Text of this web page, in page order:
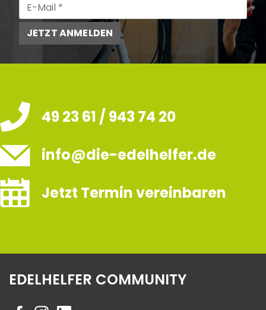
JETZT ANMELDEN
49 23 61 / 943 74 20
info@die-edelhelfer.de
Jetzt Termin vereinbaren
EDELHELFER COMMUNITY